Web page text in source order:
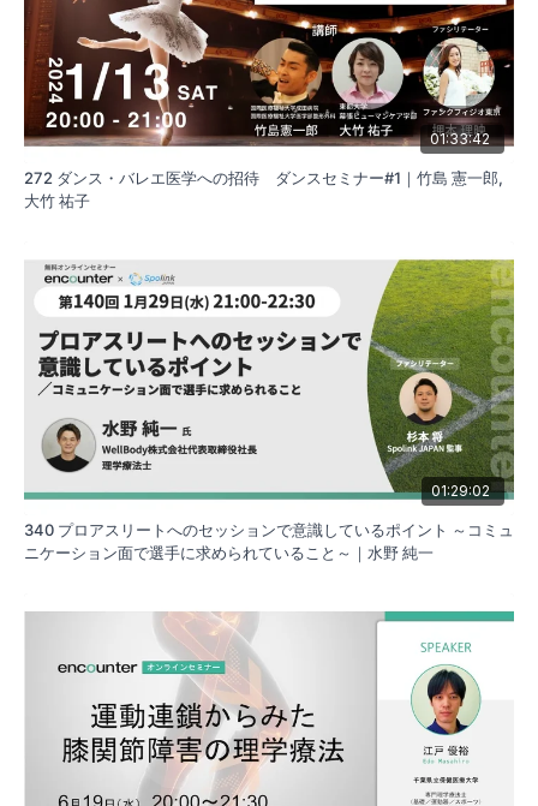
01:33:42
272 ダンス・バレエ医学への招待 ダンスセミナー#1｜竹島 憲一郎,
大竹 祐子
01:29:02
340 プロアスリートへのセッションで意識しているポイント ～コミュ
ニケーション面で選手に求められていること～｜水野 純一